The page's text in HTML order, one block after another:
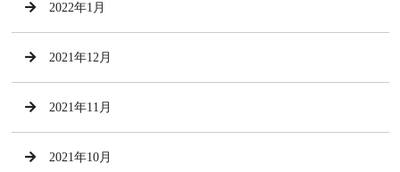
2022年1月
2021年12月
2021年11月
2021年10月